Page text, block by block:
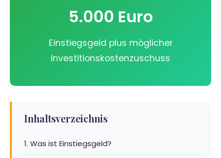
5.000 Euro
Einstiegsgeld plus möglicher
Investitionskostenzuschuss
Inhaltsverzeichnis
1. Was ist Einstiegsgeld?